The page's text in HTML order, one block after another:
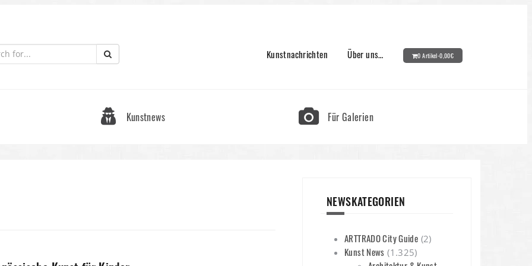
Kunstnachrichten Über uns… 0 Artikel-0,00€
Kunstnews Für Galerien
NEWSKATEGORIEN
ARTTRADO City Guide (2)
Kunst News (1.325)